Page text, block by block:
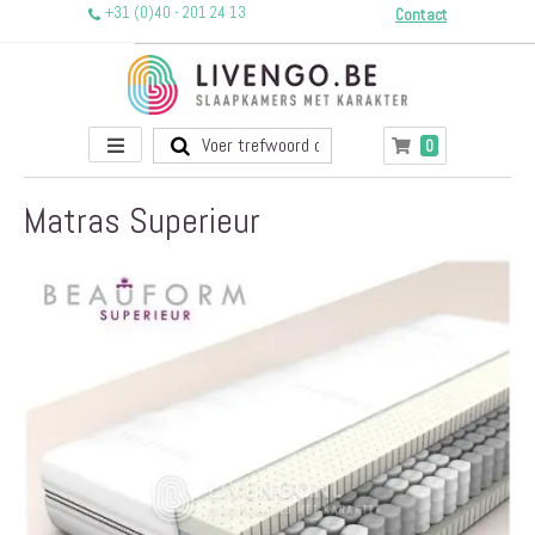
+31 (0)40 - 201 24 13 Contact
Toggle
Nav
Winkelwagen
0producten
Matras Superieur
naar